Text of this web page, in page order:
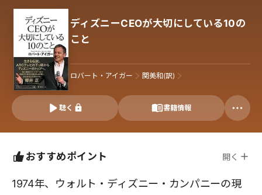
ディズニーCEOが大切にしている10の
こと
ロバート・アイガー 関美和(訳)
聴く 書籍情報
おすすめポイント 開く
1974年、ウォルト・ディズニー・カンパニーの現